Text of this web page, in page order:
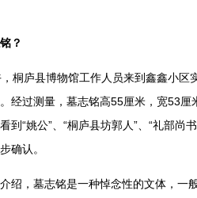
？
庐县博物馆工作人员来到鑫鑫小区
经过测量，墓志铭高55厘米，宽53
到“姚公”、“桐庐县坊郭人”、“礼部尚
确认。
，墓志铭是一种悼念性的文体，一